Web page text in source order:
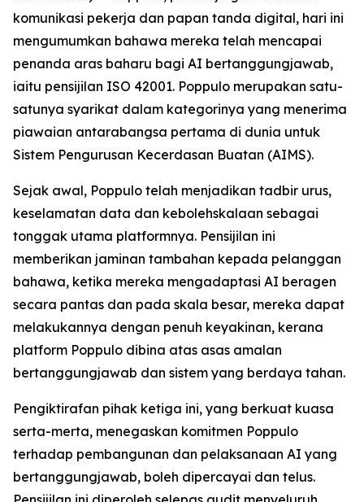
komunikasi pekerja dan papan tanda digital, hari ini
mengumumkan bahawa mereka telah mencapai
penanda aras baharu bagi AI bertanggungjawab,
iaitu pensijilan ISO 42001. Poppulo merupakan satu-
satunya syarikat dalam kategorinya yang menerima
piawaian antarabangsa pertama di dunia untuk
Sistem Pengurusan Kecerdasan Buatan (AIMS).
Sejak awal, Poppulo telah menjadikan tadbir urus,
keselamatan data dan kebolehskalaan sebagai
tonggak utama platformnya. Pensijilan ini
memberikan jaminan tambahan kepada pelanggan
bahawa, ketika mereka mengadaptasi AI beragen
secara pantas dan pada skala besar, mereka dapat
melakukannya dengan penuh keyakinan, kerana
platform Poppulo dibina atas asas amalan
bertanggungjawab dan sistem yang berdaya tahan.
Pengiktirafan pihak ketiga ini, yang berkuat kuasa
serta-merta, menegaskan komitmen Poppulo
terhadap pembangunan dan pelaksanaan AI yang
bertanggungjawab, boleh dipercayai dan telus.